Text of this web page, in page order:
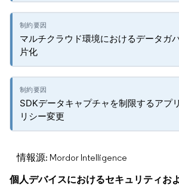
マルチクラウド環境におけるデータガ
片化
SDKデータキャプチャを制限するアプ
リシー変更
情報源: Mordor Intelligence
個人デバイスにおけるセキュリティお